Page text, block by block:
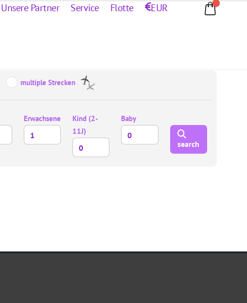
Unsere Partner Service Flotte EUR
multiple Strecken
Erwachsene
Kind (2-
11J)
Baby
search